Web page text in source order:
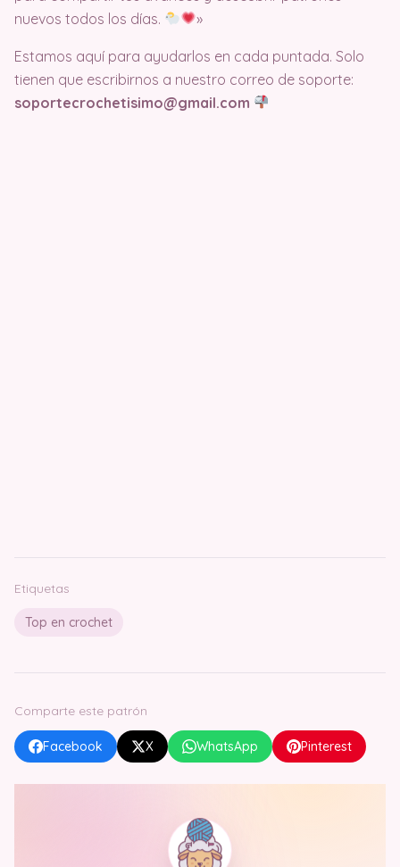
nuevos todos los días.
»
Estamos aquí para ayudarlos en cada puntada. Solo
tienen que escribirnos a nuestro correo de soporte:
soportecrochetisimo@gmail.com
Etiquetas
Top en crochet
Comparte este patrón
Facebook X WhatsApp Pinterest